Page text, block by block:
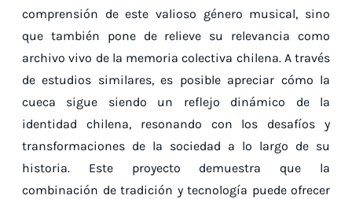
comprensión de este valioso género musical, sino
que también pone de relieve su relevancia como
archivo vivo de la memoria colectiva chilena. A través
de estudios similares, es posible apreciar cómo la
cueca sigue siendo un reflejo dinámico de la
identidad chilena, resonando con los desafíos y
transformaciones de la sociedad a lo largo de su
historia. Este proyecto demuestra que la
combinación de tradición y tecnología puede ofrecer